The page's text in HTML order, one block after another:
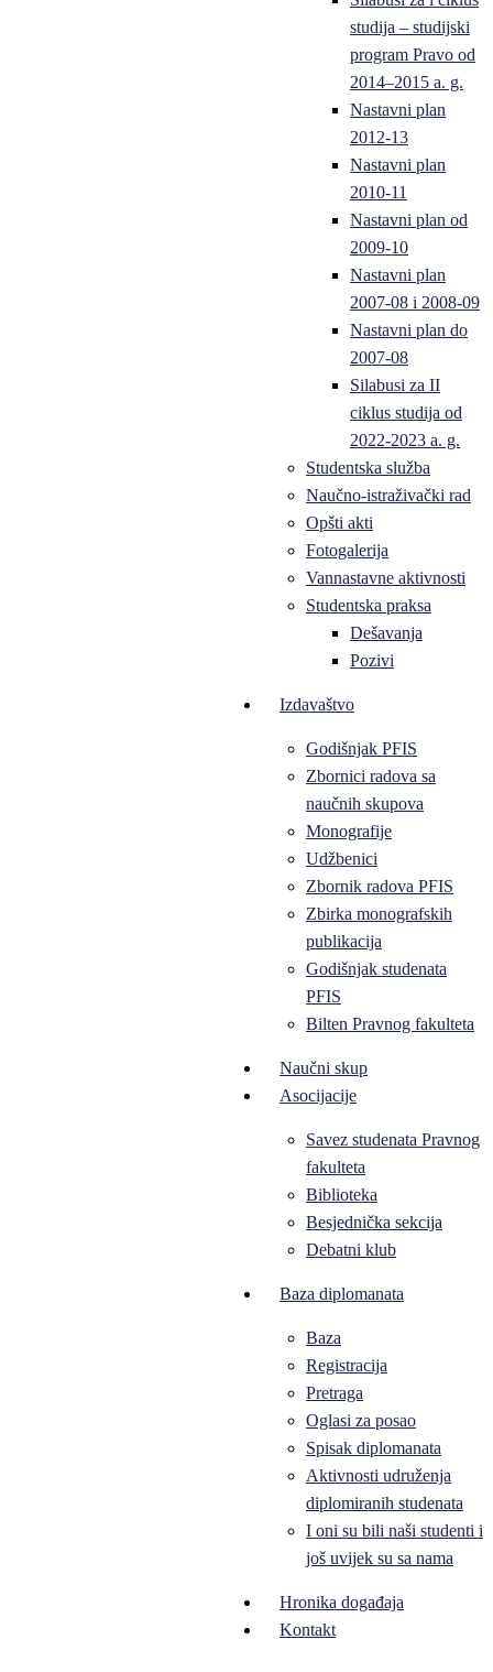
studija – studijski
program Pravo od
2014–2015 a. g.
Nastavni plan
2012-13
Nastavni plan
2010-11
Nastavni plan od
2009-10
Nastavni plan
2007-08 i 2008-09
Nastavni plan do
2007-08
Silabusi za II
ciklus studija od
2022-2023 a. g.
Studentska služba
Naučno-istraživački rad
Opšti akti
Fotogalerija
Vannastavne aktivnosti
Studentska praksa
Dešavanja
Pozivi
Izdavaštvo
Godišnjak PFIS
Zbornici radova sa
naučnih skupova
Monografije
Udžbenici
Zbornik radova PFIS
Zbirka monografskih
publikacija
Godišnjak studenata
PFIS
Bilten Pravnog fakulteta
Naučni skup
Asocijacije
Savez studenata Pravnog
fakulteta
Biblioteka
Besjednička sekcija
Debatni klub
Baza diplomanata
Baza
Registracija
Pretraga
Oglasi za posao
Spisak diplomanata
Aktivnosti udruženja
diplomiranih studenata
I oni su bili naši studenti i
još uvijek su sa nama
Hronika događaja
Kontakt